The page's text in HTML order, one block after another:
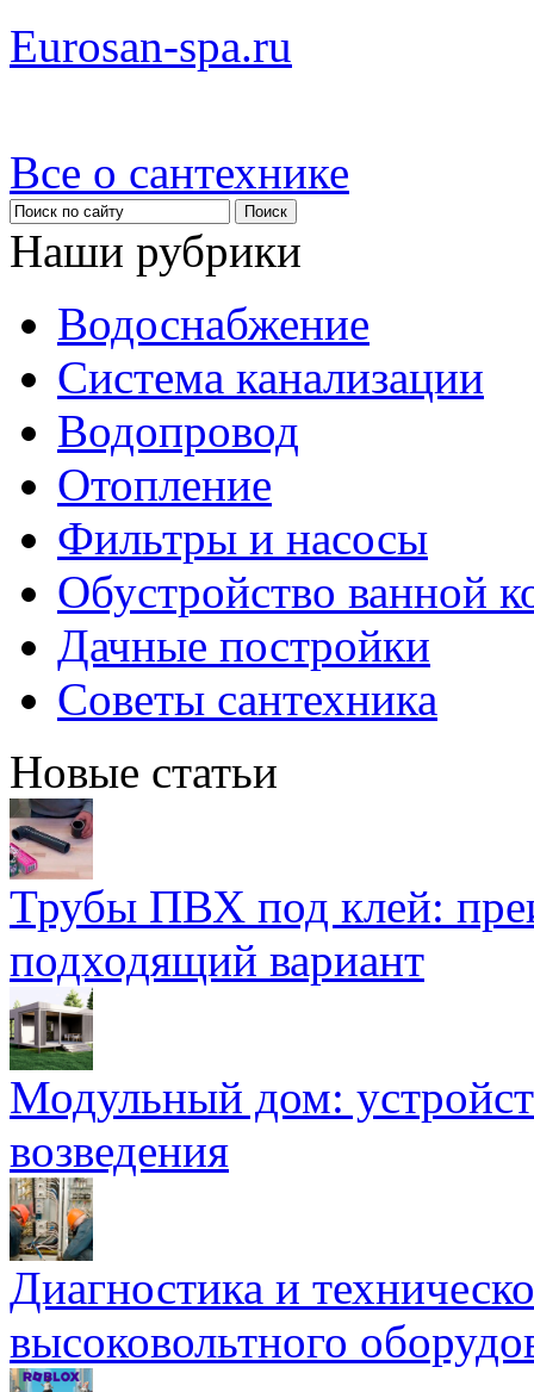
Eurosan-spa.ru
Все о сантехнике
Наши рубрики
Водоснабжение
Система канализации
Водопровод
Отопление
Фильтры и насосы
Обустройство ванной
Дачные постройки
Советы сантехника
Новые статьи
Трубы ПВХ под клей:
подходящий вариант
Модульный дом:
возведения
Диагностика и
высоковольтного